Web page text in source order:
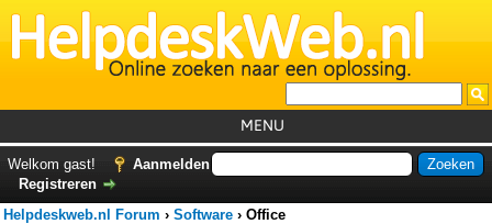
MENU
Welkom gast!
Aanmelden
Registreren
Helpdeskweb.nl Forum › Software › Office